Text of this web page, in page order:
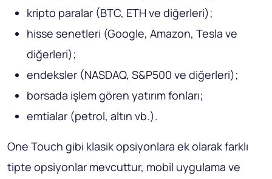
kripto paralar (BTC, ETH ve diğerleri);
hisse senetleri (Google, Amazon, Tesla ve
diğerleri);
endeksler (NASDAQ, S&P500 ve diğerleri);
borsada işlem gören yatırım fonları;
emtialar (petrol, altın vb.).
One Touch gibi klasik opsiyonlara ek olarak farklı
tipte opsiyonlar mevcuttur, mobil uygulama ve